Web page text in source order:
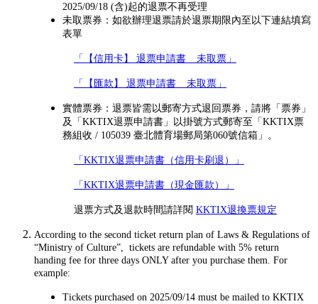
2025/09/18 (含)起的退票不再受理
未取票券：如欲辦理退票請於退票期限內至以下連結填寫
表單
「【信用卡】 退票申請書 _ 未取票」
「【匯款】 退票申請書 _ 未取票」
實體票券：退票皆需以郵寄方式退回票券，請將「票券」
及「KKTIX退票申請書」以掛號方式郵寄至「KKTIX票
務組收 / 105039 臺北體育場郵局第060號信箱」。
「KKTIX退票申請書（信用卡刷退）」
「KKTIX退票申請書（現金匯款）」
退票方式及退款時間請詳閱 KKTIX退換票規定
According to the second ticket return plan of Laws & Regulations of
“Ministry of Culture”, tickets are refundable with 5% return
handing fee for three days ONLY after you purchase them. For
example:
Tickets purchased on 2025/09/14 must be mailed to KKTIX